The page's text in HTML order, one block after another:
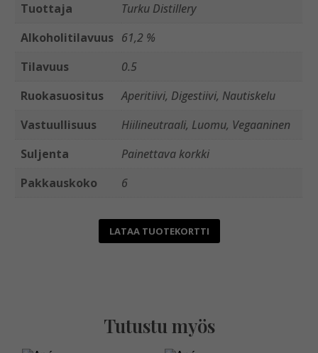
Tuottaja
Turku Distillery
Alkoholitilavuus 61,2 %
Tilavuus
0.5
Ruokasuositus
Aperitiivi, Digestiivi, Nautiskelu
Vastuullisuus
Hiilineutraali, Luomu, Vegaaninen
Suljenta
Painettava korkki
Pakkauskoko
6
LATAA TUOTEKORTTI
Tutustu myös